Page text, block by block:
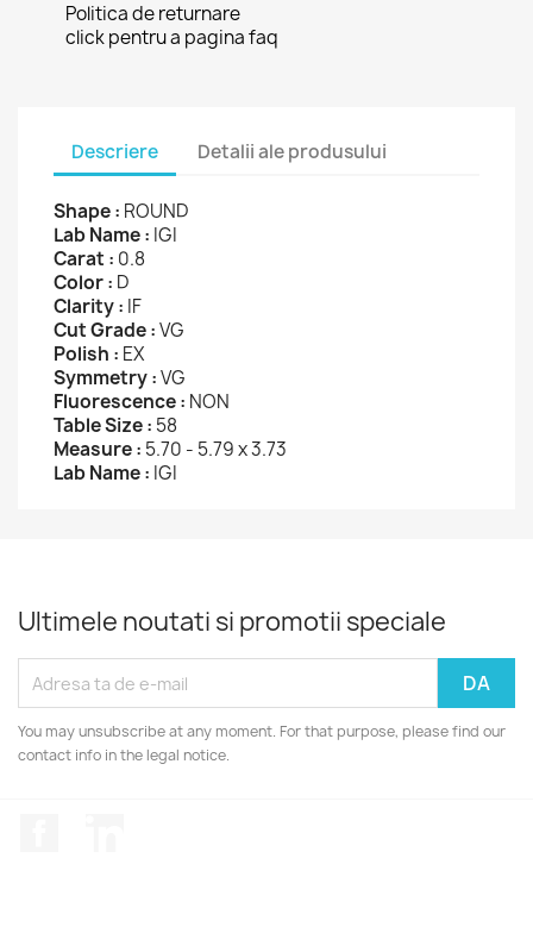
Politica de returnare
click pentru a pagina faq
Descriere Detalii ale produsului
Shape : ROUND
Lab Name : IGI
Carat : 0.8
Color : D
Clarity : IF
Cut Grade :VG
Polish : EX
Symmetry :VG
Fluorescence : NON
Table Size : 58
Measure : 5.70 - 5.79 x 3.73
Lab Name : IGI
Ultimele noutati si promotii speciale
You may unsubscribe at any moment. For that purpose, please find our
contact info in the legal notice.